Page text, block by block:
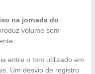
na jornada do
volume sem
entre o tom utilizado em
Um desvio de registro